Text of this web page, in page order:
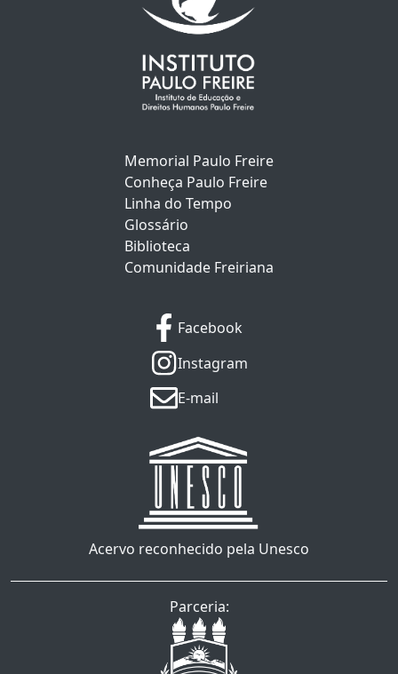
Memorial Paulo Freire
Conheça Paulo Freire
Linha do Tempo
Glossário
Biblioteca
Comunidade Freiriana
Facebook
Instagram
E-mail
Acervo reconhecido pela Unesco
Parceria: